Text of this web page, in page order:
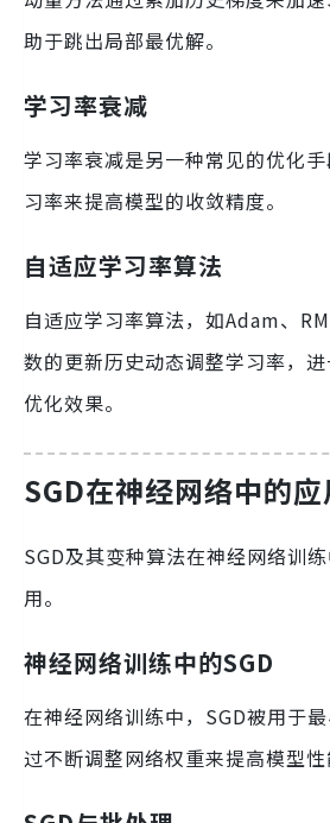
助于跳出局部最优解。
学习率衰减
学习率衰减是另一种常见的优化
习率来提高模型的收敛精度。
自适应学习率算法
自适应学习率算法，如Adam、
数的更新历史动态调整学习率，
优化效果。
SGD在神经网络中的应
SGD及其变种算法在神经网络训
用。
神经网络训练中的SGD
在神经网络训练中，SGD被用于
过不断调整网络权重来提高模型性